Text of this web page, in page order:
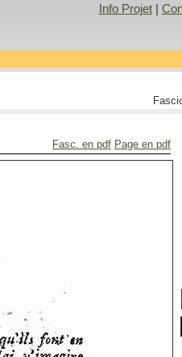
Info Projet|
Fasc. en pdf Page en pdf